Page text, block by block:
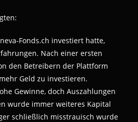
Fonds.ch investiert hatte,
Nach einer ersten
den Betreibern der Plattform
Geld zu investieren.
Gewinne, doch Auszahlungen
wurde immer weiteres Kapital
schließlich misstrauisch wurde